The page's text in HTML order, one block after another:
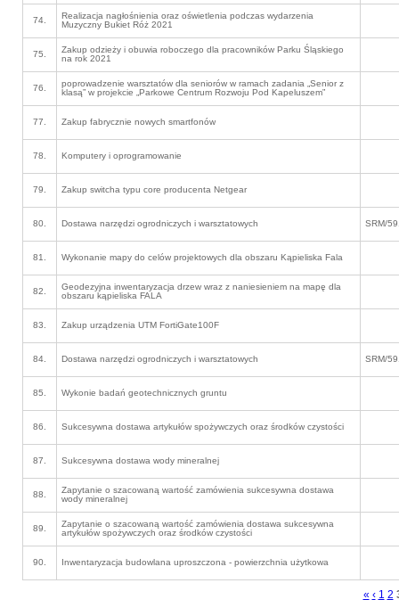
74.
Realizacja nagłośnienia oraz oświetlenia podczas wydarzenia
Muzyczny Bukiet Róż 2021
75.
Zakup odzieży i obuwia roboczego dla pracowników Parku Śląskiego
na rok 2021
76.
poprowadzenie warsztatów dla seniorów w ramach zadania „Senior z
klasą” w projekcie „Parkowe Centrum Rozwoju Pod Kapeluszem”
77. Zakup fabrycznie nowych smartfonów
78. Komputery i oprogramowanie
79. Zakup switcha typu core producenta Netgear
80. Dostawa narzędzi ogrodniczych i warsztatowych SRM/
81. Wykonanie mapy do celów projektowych dla obszaru Kąpieliska Fala
82.
Geodezyjna inwentaryzacja drzew wraz z naniesieniem na mapę dla
obszaru kąpieliska FALA
83. Zakup urządzenia UTM FortiGate100F
84. Dostawa narzędzi ogrodniczych i warsztatowych SRM/
85. Wykonie badań geotechnicznych gruntu
86. Sukcesywna dostawa artykułów spożywczych oraz środków czystości
87. Sukcesywna dostawa wody mineralnej
88.
Zapytanie o szacowaną wartość zamówienia sukcesywna dostawa
wody mineralnej
89.
Zapytanie o szacowaną wartość zamówienia dostawa sukcesywna
artykułów spożywczych oraz środków czystości
90. Inwentaryzacja budowlana uproszczona - powierzchnia użytkowa
« ‹ 1 2